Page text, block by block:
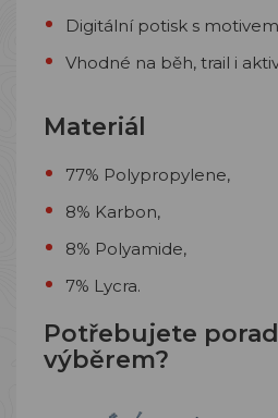
Digitální potisk s
Vhodné na běh, trail i
Materiál
77% Polypropylene,
8% Karbon,
8% Polyamide,
7% Lycra.
Potřebujete
výběrem?